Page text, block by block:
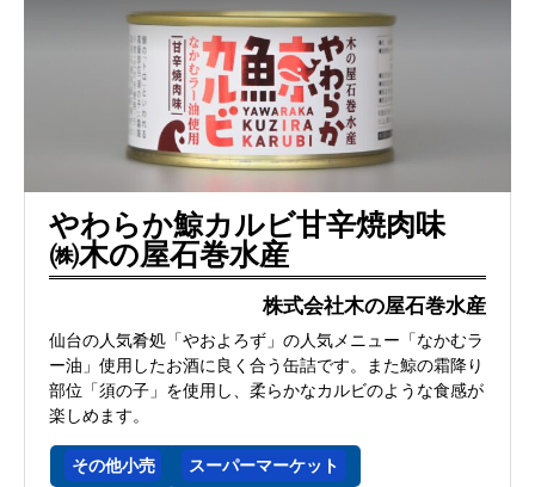
やわらか鯨カルビ甘辛焼肉味
㈱木の屋石巻水産
株式会社木の屋石巻水産
仙台の人気肴処「やおよろず」の人気メニュー「なかむラ
ー油」使用したお酒に良く合う缶詰です。また鯨の霜降り
部位「須の子」を使用し、柔らかなカルビのような食感が
楽しめます。
その他小売 スーパーマーケット